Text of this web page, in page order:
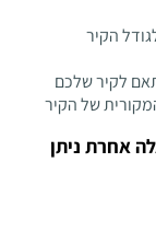
הקיר
לקיר שלכם
אחרת ניתן